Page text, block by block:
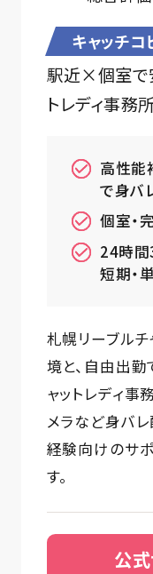
キャッチコ
駅近×個室で
トレディ事務
高性能
で身バ
個室・
24時
短期・
札幌リーブルチ
境と、自由出
ャットレディ事
メラなど身バ
経験向けのサ
す。
公